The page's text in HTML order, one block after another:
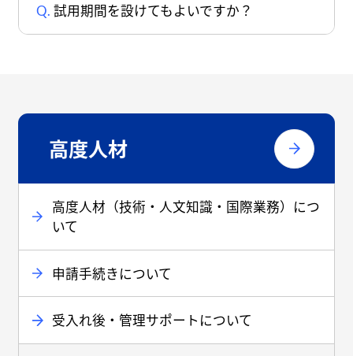
試用期間を設けてもよいですか？
高度人材
高度人材（技術・人文知識・国際業務）につ
いて
申請手続きについて
受入れ後・管理サポートについて